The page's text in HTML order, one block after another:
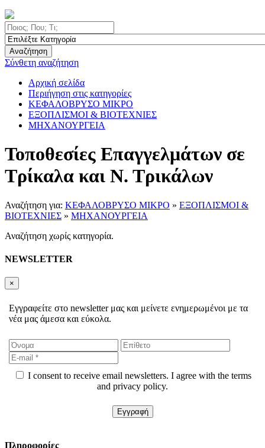
Αναζήτηση
Σύνθετη αναζήτηση
Αρχική σελίδα
Περιήγηση στις κατηγορίες
ΚΕΦΑΛΟΒΡΥΣΟ ΜΙΚΡΟ
ΕΞΟΠΛΙΣΜΟΙ & ΒΙΟΤΕΧΝΙΕΣ
ΜΗΧΑΝΟΥΡΓΕΙΑ
Τοποθεσίες Επαγγελμάτων σε
Τρίκαλα και Ν. Τρικάλων
Αναζήτηση για: ΚΕΦΑΛΟΒΡΥΣΟ ΜΙΚΡΟ » ΕΞΟΠΛΙΣΜΟΙ &
ΒΙΟΤΕΧΝΙΕΣ » ΜΗΧΑΝΟΥΡΓΕΙΑ
Αναζήτηση χωρίς κατηγορία.
NEWSLETTER
×
Εγγραφείτε στο newsletter μας και μείνετε ενημερωμένοι με τα
νέα μας άμεσα και εύκολα.
I consent to receive email newsletters. I agree with the terms
and privacy policy.
Πληροφορίες